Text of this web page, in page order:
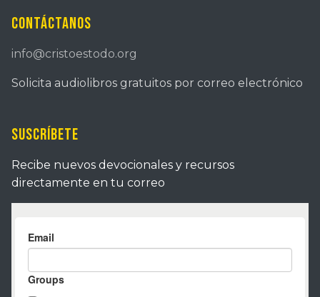
Contáctanos
info@cristoestodo.org
Solicita audiolibros gratuitos por correo electrónico
Suscríbete
Recibe nuevos devocionales y recursos
directamente en tu correo